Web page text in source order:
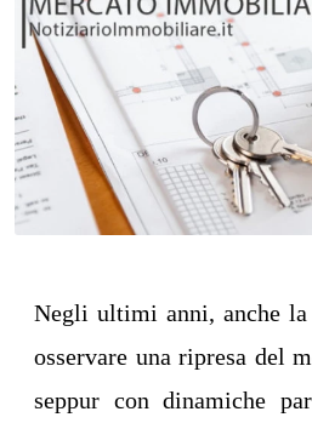
Negli ultimi anni, anche la
osservare una ripresa del
seppur con dinamiche